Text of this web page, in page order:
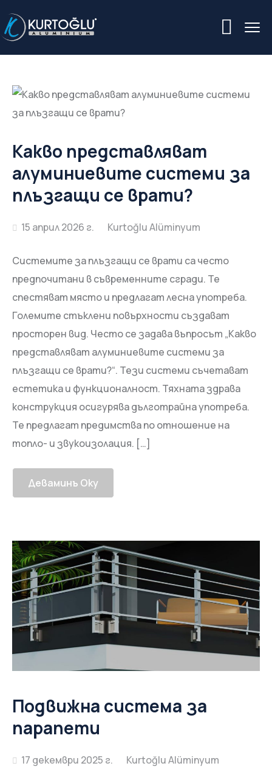
Какво представляват
алуминиевите системи за
плъзгащи се врати?
15 април 2026 г.
Системите за плъзгащи се врати са често
предпочитани в съвременните сгради. Те
спестяват място и предлагат лесна употреба.
Големите стъклени повърхности създават
просторен вид. Често се задава въпросът „Какво
представляват алуминиевите системи за
плъзгащи се врати?“. Тези системи съчетават
естетика и функционалност. Тяхната здрава
конструкция осигурява дълготрайна употреба.
Те предлагат предимства по отношение на
топло- и звукоизолация. […]
Деваминъ Оку
Подвижна система за
парапети
17 декември 2025 г.